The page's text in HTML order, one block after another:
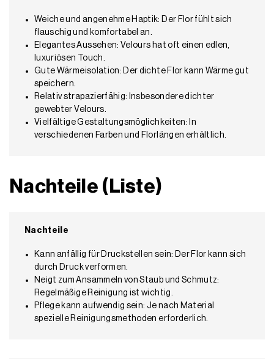
Weiche und angenehme Haptik: Der Flor fühlt sich
flauschig und komfortabel an.
Elegantes Aussehen: Velours hat oft einen edlen,
luxuriösen Touch.
Gute Wärmeisolation: Der dichte Flor kann Wärme gut
speichern.
Relativ strapazierfähig: Insbesondere dichter
gewebter Velours.
Vielfältige Gestaltungsmöglichkeiten: In
verschiedenen Farben und Florlängen erhältlich.
Nachteile (Liste)
Nachteile
Kann anfällig für Druckstellen sein: Der Flor kann sich
durch Druck verformen.
Neigt zum Ansammeln von Staub und Schmutz:
Regelmäßige Reinigung ist wichtig.
Pflege kann aufwendig sein: Je nach Material
spezielle Reinigungsmethoden erforderlich.